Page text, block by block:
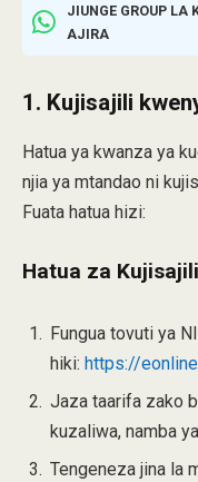
JIUNGE GROUP LA
AJIRA
1. Kujisajili
Hatua ya kwanza ya
njia ya mtandao ni
Fuata hatua hizi:
Hatua za
Fungua tovuti ya
hiki: https://
Jaza taarifa zako
kuzaliwa, namba
Tengeneza jina la